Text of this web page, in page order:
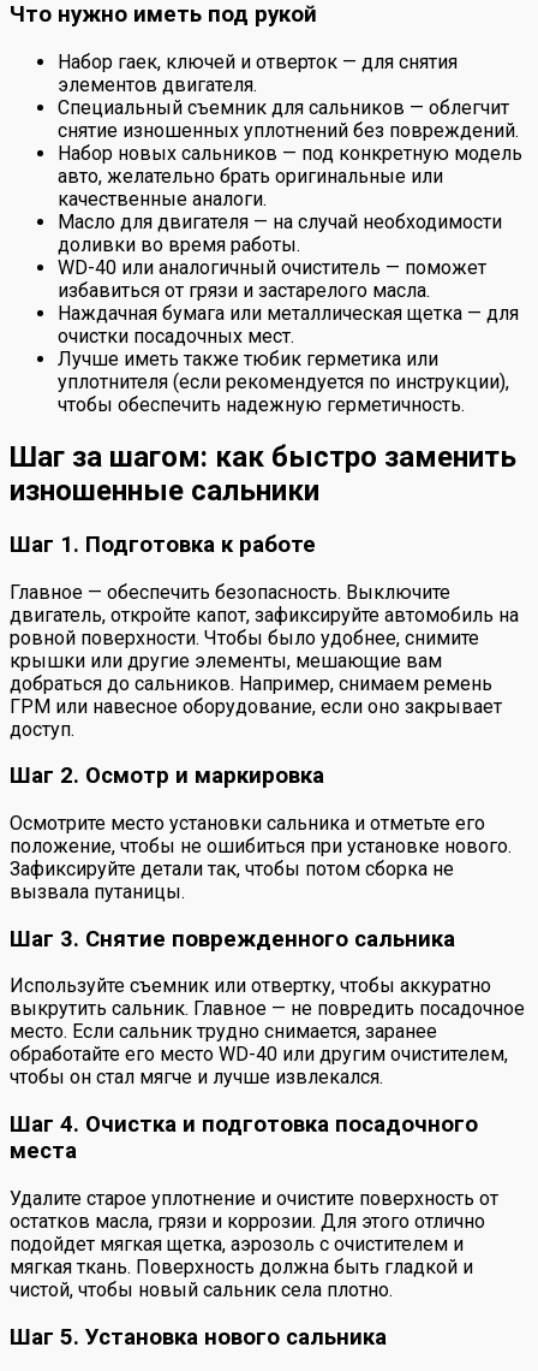
Что нужно иметь под рукой
Набор гаек, ключей и отверток — для снятия
элементов двигателя.
Специальный съемник для сальников — облегчит
снятие изношенных уплотнений без повреждений.
Набор новых сальников — под конкретную модель
авто, желательно брать оригинальные или
качественные аналоги.
Масло для двигателя — на случай необходимости
доливки во время работы.
WD-40 или аналогичный очиститель — поможет
избавиться от грязи и застарелого масла.
Наждачная бумага или металлическая щетка — для
очистки посадочных мест.
Лучше иметь также тюбик герметика или
уплотнителя (если рекомендуется по инструкции),
чтобы обеспечить надежную герметичность.
Шаг за шагом: как быстро заменить
изношенные сальники
Шаг 1. Подготовка к работе
Главное — обеспечить безопасность. Выключите
двигатель, откройте капот, зафиксируйте автомобиль на
ровной поверхности. Чтобы было удобнее, снимите
крышки или другие элементы, мешающие вам
добраться до сальников. Например, снимаем ремень
ГРМ или навесное оборудование, если оно закрывает
доступ.
Шаг 2. Осмотр и маркировка
Осмотрите место установки сальника и отметьте его
положение, чтобы не ошибиться при установке нового.
Зафиксируйте детали так, чтобы потом сборка не
вызвала путаницы.
Шаг 3. Снятие поврежденного сальника
Используйте съемник или отвертку, чтобы аккуратно
выкрутить сальник. Главное — не повредить посадочное
место. Если сальник трудно снимается, заранее
обработайте его место WD-40 или другим очистителем,
чтобы он стал мягче и лучше извлекался.
Шаг 4. Очистка и подготовка посадочного
места
Удалите старое уплотнение и очистите поверхность от
остатков масла, грязи и коррозии. Для этого отлично
подойдет мягкая щетка, аэрозоль с очистителем и
мягкая ткань. Поверхность должна быть гладкой и
чистой, чтобы новый сальник села плотно.
Шаг 5. Установка нового сальника